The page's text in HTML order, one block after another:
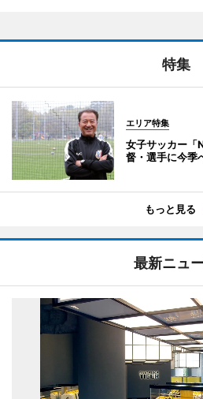
特集
エリア特集
女子サッカー
督・選手に今季
もっと見る
最新ニュ